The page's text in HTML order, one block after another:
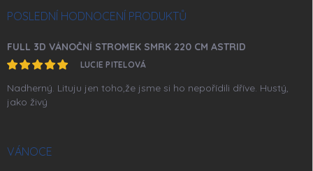
POSLEDNÍ HODNOCENÍ PRODUKTŮ
FULL 3D VÁNOČNÍ STROMEK SMRK 220 CM ASTRID
LUCIE PITELOVÁ
Nadherný. Lituju jen toho,že jsme si ho nepořídili dříve. Hustý,
jako živý
VÁNOCE